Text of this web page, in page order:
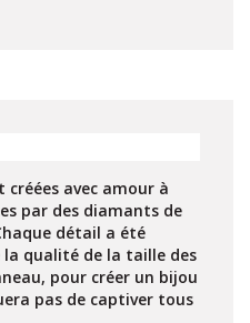
créées avec amour à
par des diamants de
détail a été
la qualité de la taille des
pour créer un bijou
pas de captiver tous